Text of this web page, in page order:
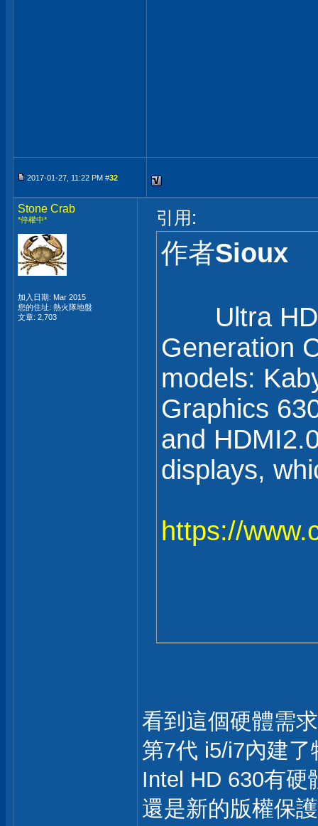
2017-01-27, 11:22 PM #32
Stone Crab
*停權中*
加入日期: Mar 2015
您的住址: 熱火隊地盤
文章: 2,703
引用:
作者Sioux
Ultra HD
Generation
models:
Graphics
and
displays,
https://
看到這個硬體需
第7代 i5/i7內建
Intel HD 630有硬
還是新的版權保